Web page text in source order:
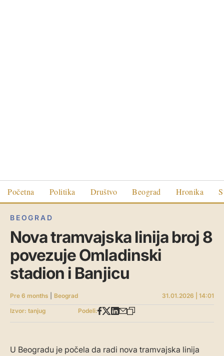
Početna Politika Društvo Beograd Hronika
BEOGRAD
Nova tramvajska linija broj 8
povezuje Omladinski
stadion i Banjicu
Pre 6 months Beograd
31.01.2026 | 14:01
Izvor: tanjug
Podeli:
U Beogradu je počela da radi nova tramvajska linija